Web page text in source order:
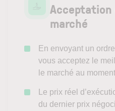
Acceptation
marché
En envoyant un
vous acceptez le
le marché au
Le prix réel
du dernier prix